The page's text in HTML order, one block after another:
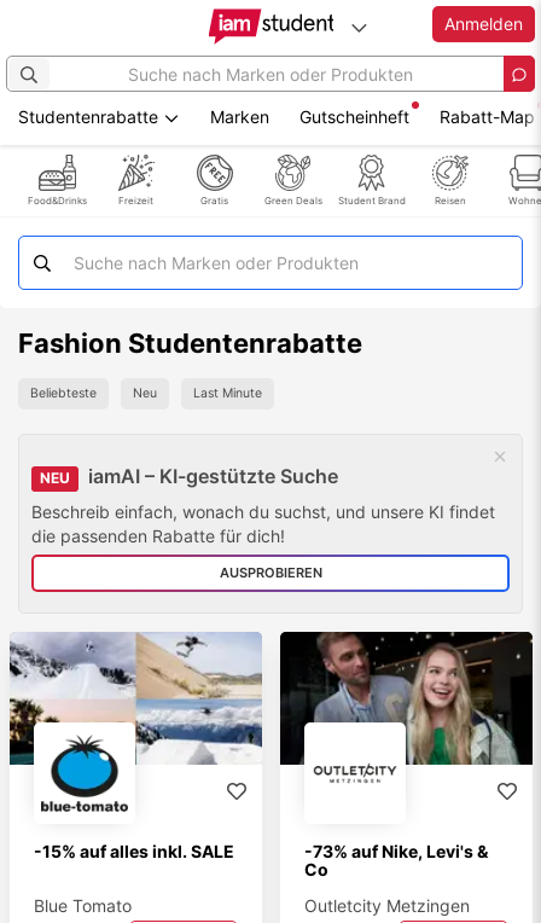
Hauptinhalt
springen
Anmelden
Studentenrabatte Marken Gutscheinheft Rabatt-Map
Food&Drinks Freizeit Gratis Green Deals Student Brand Reisen
Fashion Studentenrabatte
Beliebteste Neu Last Minute
NEU iamAI – KI-gestützte Suche
Beschreib einfach, wonach du suchst, und unsere KI findet
die passenden Rabatte für dich!
AUSPROBIEREN
-15% auf alles inkl. SALE
Blue Tomato
-73% auf Nike, Levi's &
Co
Outletcity Metzingen